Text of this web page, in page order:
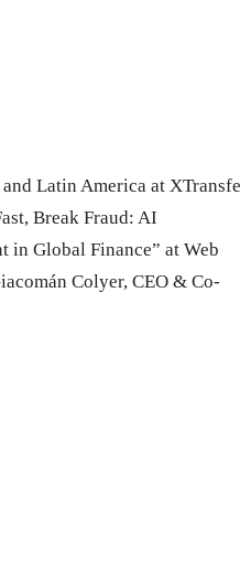
Latin America at
Break Fraud: AI
in Global Finance” at Web
Colyer, CEO & Co-